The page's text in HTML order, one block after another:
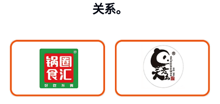
关系。